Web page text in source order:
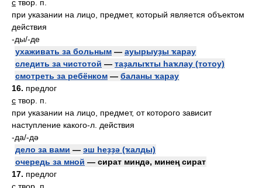
с твор. п.
при указании на лицо, предмет, который является объектом
действия
-ды/-де
ухаживать за больным — ауырыуҙы ҡарау
следить за чистотой — таҙалыҡты һаҡлау (тотоу)
смотреть за ребёнком — баланы ҡарау
16. предлог
с твор. п.
при указании на лицо, предмет, от которого зависит
наступление какого-л. действия
-да/-дә
дело за вами — эш һеҙҙә (ҡалды)
очередь за мной — сират миндә, минең сират
17. предлог